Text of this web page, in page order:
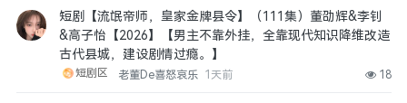
短剧【流氓帝师，皇家金牌县令】（111集）董劭辉&李钊
&高子怡【2026】【男主不靠外挂，全靠现代知识降维改造
古代县城，建设剧情过瘾。】
短剧区 老董De喜怒哀乐 1天前 18